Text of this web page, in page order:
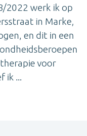
2022 werk ik op
in Marke,
en dit in een
voor
ik ...